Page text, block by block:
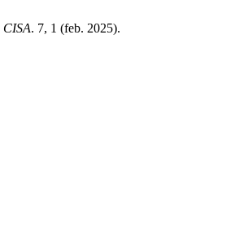
CISA. 7, 1 (feb. 2025).